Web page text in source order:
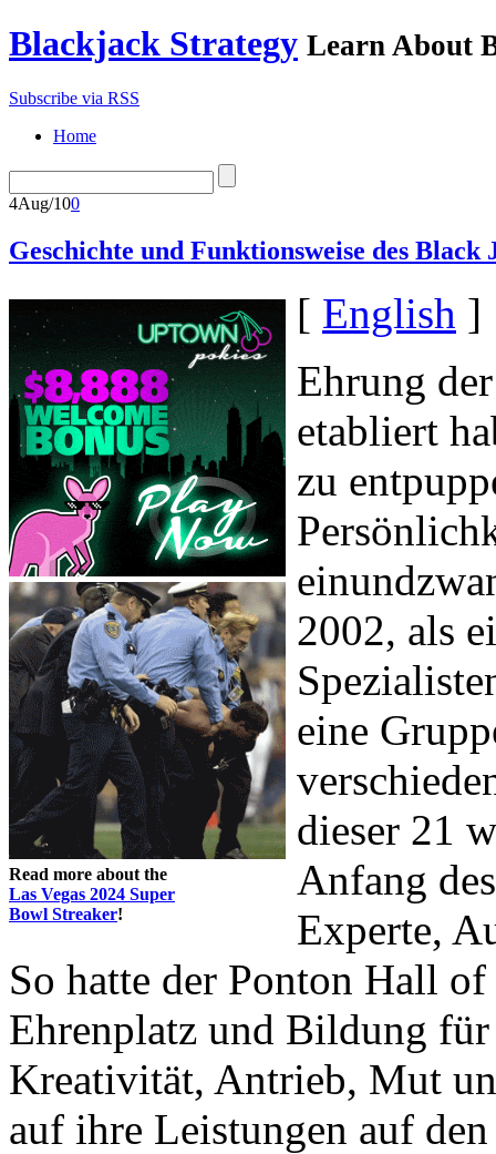
Blackjack Strategy Learn About
Subscribe via RSS
Home
4Aug/100
Geschichte und Funktionsweise des
Read more about the
Las Vegas 2024 Super
Bowl Streaker!
[ English ]
Ehrung
etabliert
zu
2002, als
eine
dieser 21
Anfang
Experte,
So hatte der Ponton Hall
Ehrenplatz und Bildung
Kreativität, Antrieb, Mut
auf ihre Leistungen auf